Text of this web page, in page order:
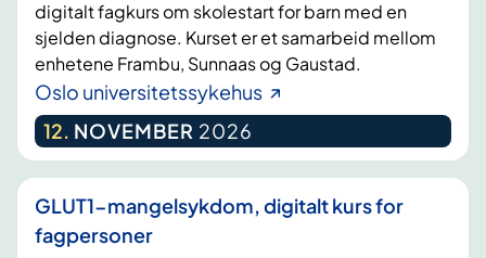
digitalt fagkurs om skolestart for barn med en
sjelden diagnose. Kurset er et samarbeid mellom
enhetene Frambu, Sunnaas og Gaustad.
Oslo universitetssykehus
12. NOVEMBER 2026
GLUT1-mangelsykdom, digitalt kurs for
fagpersoner